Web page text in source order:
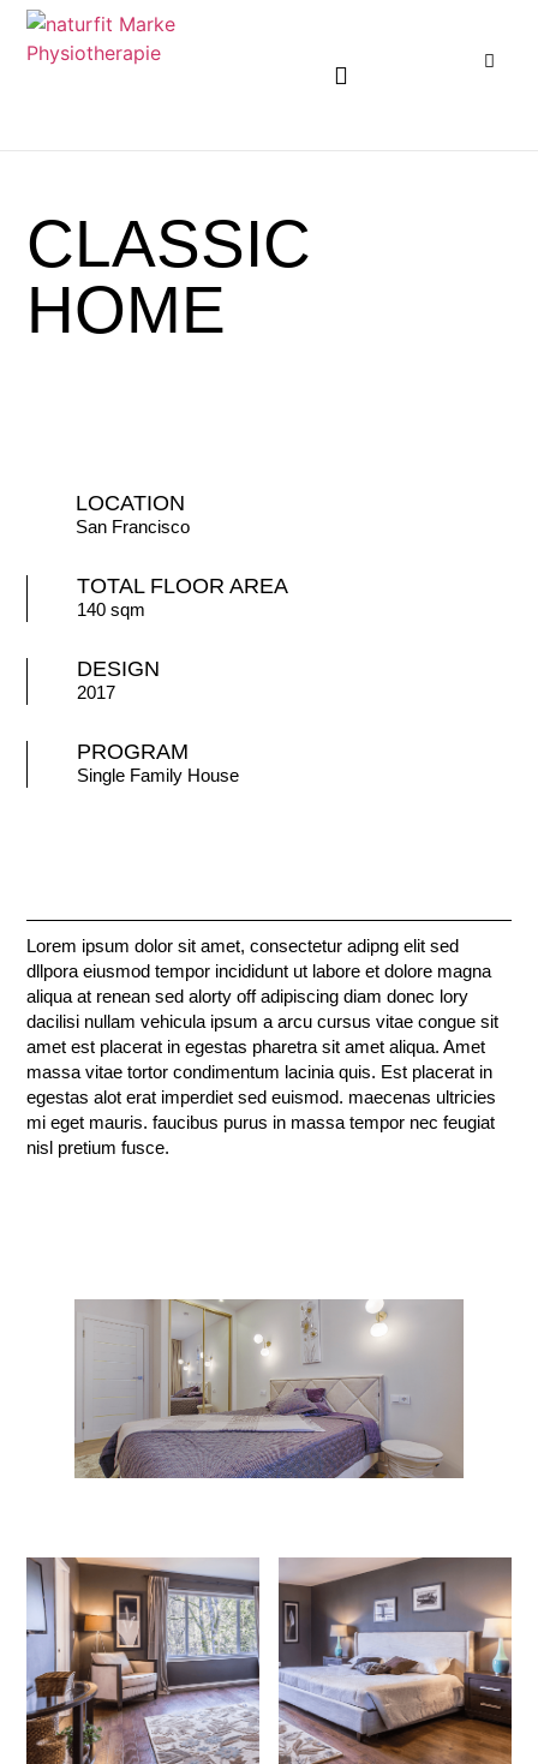
CLASSIC
HOME
LOCATION
San Francisco
TOTAL FLOOR AREA
140 sqm
DESIGN
2017
PROGRAM
Single Family House
Lorem ipsum dolor sit amet, consectetur adipng elit sed
dllpora eiusmod tempor incididunt ut labore et dolore magna
aliqua at renean sed alorty off adipiscing diam donec lory
dacilisi nullam vehicula ipsum a arcu cursus vitae congue sit
amet est placerat in egestas pharetra sit amet aliqua. Amet
massa vitae tortor condimentum lacinia quis. Est placerat in
egestas alot erat imperdiet sed euismod. maecenas ultricies
mi eget mauris. faucibus purus in massa tempor nec feugiat
nisl pretium fusce.